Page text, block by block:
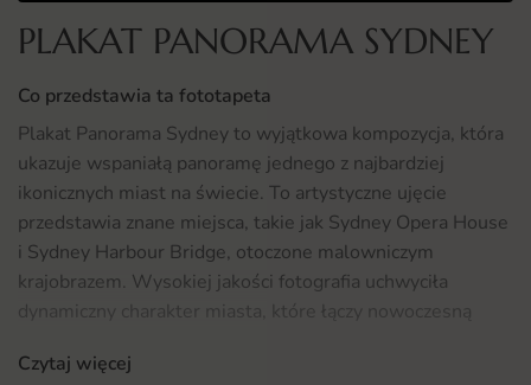
PLAKAT PANORAMA SYDNEY
Co przedstawia ta fototapeta
Plakat Panorama Sydney to wyjątkowa kompozycja, która
ukazuje wspaniałą panoramę jednego z najbardziej
ikonicznych miast na świecie. To artystyczne ujęcie
przedstawia znane miejsca, takie jak Sydney Opera House
i Sydney Harbour Bridge, otoczone malowniczym
krajobrazem. Wysokiej jakości fotografia uchwyciła
dynamiczny charakter miasta, które łączy nowoczesną
wybrzeża. Kolory są żywe, a detale wyraźne, co sprawia,
Czytaj więcej